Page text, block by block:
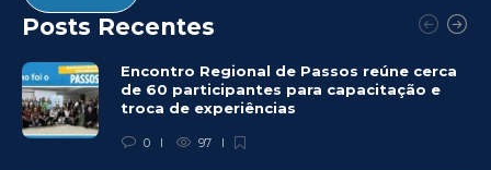
Posts Recentes
Encontro Regional de Passos reúne cerca
de 60 participantes para capacitação e
troca de experiências
0 97